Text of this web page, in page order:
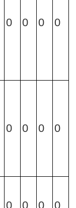
0 0 0 0
0 0 0 0
0 0 0 0